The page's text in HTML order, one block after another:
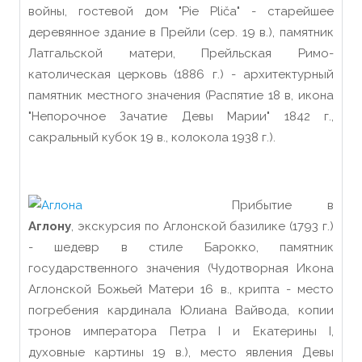
войны, гостевой дом "Pie Pliča" - старейшее
деревянное здание в Прейли (сер. 19 в.), памятник
Латгальской матери, Прейльская Римо-
католическая церковь (1886 г.) - архитектурный
памятник местного значения (Распятие 18 в, икона
"Непорочное Зачатие Девы Марии" 1842 г.,
сакральный кубок 19 в., колокола 1938 г.).
Прибытие в
Аглону, экскурсия по Аглонской базилике (1793 г.)
- шедевр в стиле Барокко, памятник
государственного значения (Чудотворная Икона
Аглонской Божьей Матери 16 в., крипта - место
погребения кардинала Юлиана Вайвода, копии
тронов императора Петра I и Екатерины I,
духовные картины 19 в.), место явления Девы